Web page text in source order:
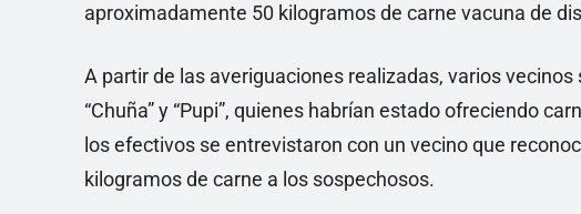
aproximadamente 50 kilogramos de carne vacuna de
A partir de las averiguaciones realizadas, varios
“Chuña” y “Pupi”, quienes habrían estado ofreciendo
los efectivos se entrevistaron con un vecino que
kilogramos de carne a los sospechosos.